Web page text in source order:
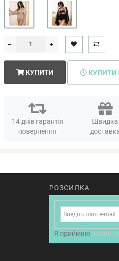
КУПИТИ КУПИТИ
14 днів гарантія
повернення
Швидка
РОЗСИЛКА
Я приймаюумови